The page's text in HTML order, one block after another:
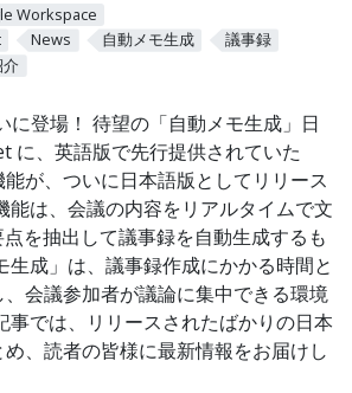
Workspace
News 自動メモ生成
議事録
介
登場！ 待望の「自動メモ生成」日
に、英語版で先行提供されていた
能が、ついに日本語版としてリリース
能は、会議の内容をリアルタイムで文
を抽出して議事録を自動生成するも
生成」は、議事録作成にかかる時間と
会議参加者が議論に集中できる環境
事では、リリースされたばかりの日本
、読者の皆様に最新情報をお届けし